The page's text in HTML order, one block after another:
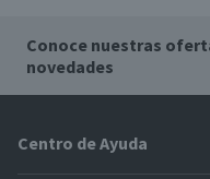
Conoce nuestras
novedades
Centro de Ayuda